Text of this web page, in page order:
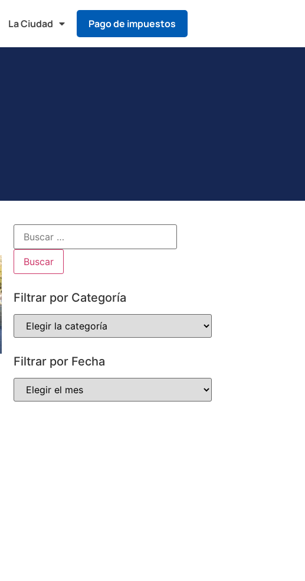
La Ciudad Pago de impuestos
Filtrar por Categoría
Filtrar por Fecha